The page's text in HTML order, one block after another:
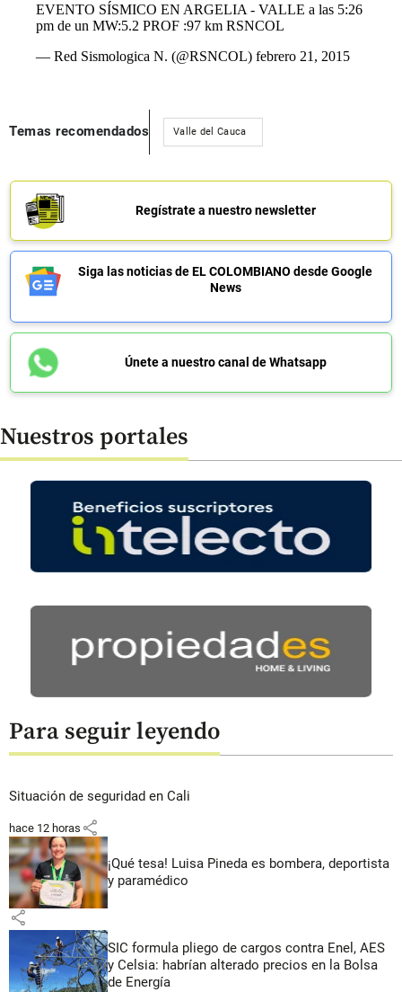
EVENTO SÍSMICO EN ARGELIA - VALLE a las 5:26
pm de un MW:5.2 PROF :97 km RSNCOL
— Red Sismologica N. (@RSNCOL) febrero 21, 2015
Temas recomendados Valle del Cauca
Regístrate a nuestro newsletter
Siga las noticias de EL COLOMBIANO desde Google
News
Únete a nuestro canal de Whatsapp
Nuestros portales
Para seguir leyendo
Situación de seguridad en Cali
hace 12 horas share
¡Qué tesa! Luisa Pineda es bombera, deportista
y paramédico
share
SIC formula pliego de cargos contra Enel, AES
y Celsia: habrían alterado precios en la Bolsa
de Energía